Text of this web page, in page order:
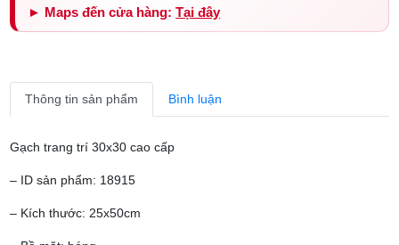
► Maps đến cửa hàng: Tại đây
Thông tin sản phẩm Bình luận
Gạch trang trí 30x30 cao cấp
– ID sản phẩm: 18915
– Kích thước: 25x50cm